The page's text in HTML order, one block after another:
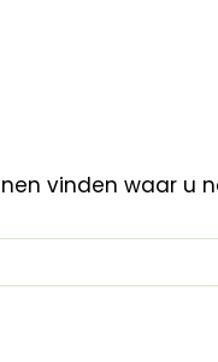
vinden waar u